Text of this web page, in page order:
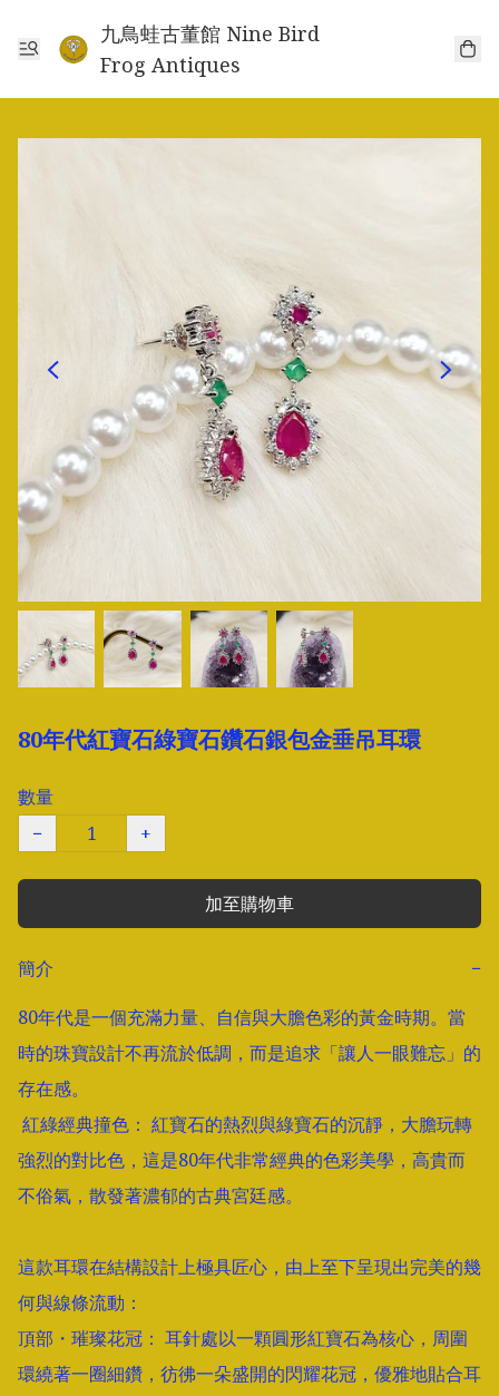
九鳥蛙古董館 Nine Bird
Frog Antiques
80年代紅寶石綠寶石鑽石銀包金垂吊耳環
數量
−
+
加至購物車
簡介
−
80年代是一個充滿力量、自信與大膽色彩的黃金時期。當
時的珠寶設計不再流於低調，而是追求「讓人一眼難忘」的
存在感。
強烈的對比色，這是80年代非常經典的色彩美學，高貴而
不俗氣，散發著濃郁的古典宮廷感。
這款耳環在結構設計上極具匠心，由上至下呈現出完美的幾
何與線條流動：
頂部・璀璨花冠： 耳針處以一顆圓形紅寶石為核心，周圍
環繞著一圈細鑽，彷彿一朵盛開的閃耀花冠，優雅地貼合耳